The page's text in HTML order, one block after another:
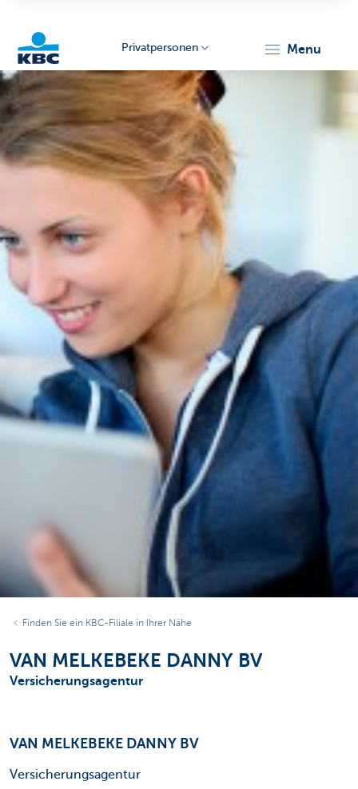
Particulieren
Privatpersonen menu
Finden Sie ein KBC-Filiale in Ihrer Nähe
VAN MELKEBEKE DANNY BV
Versicherungsagentur
VAN MELKEBEKE DANNY BV
Versicherungsagentur